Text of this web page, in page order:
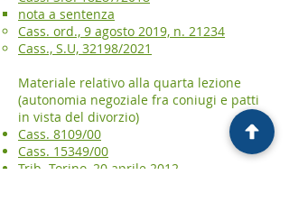
nota a sentenza
Cass. ord., 9 agosto 2019, n. 21234
Cass., S.U, 32198/2021
Materiale relativo alla quarta lezione
(autonomia negoziale fra coniugi e patti
in vista del divorzio)
Cass. 8109/00
Cass. 15349/00
Trib. Torino, 20 aprile 2012